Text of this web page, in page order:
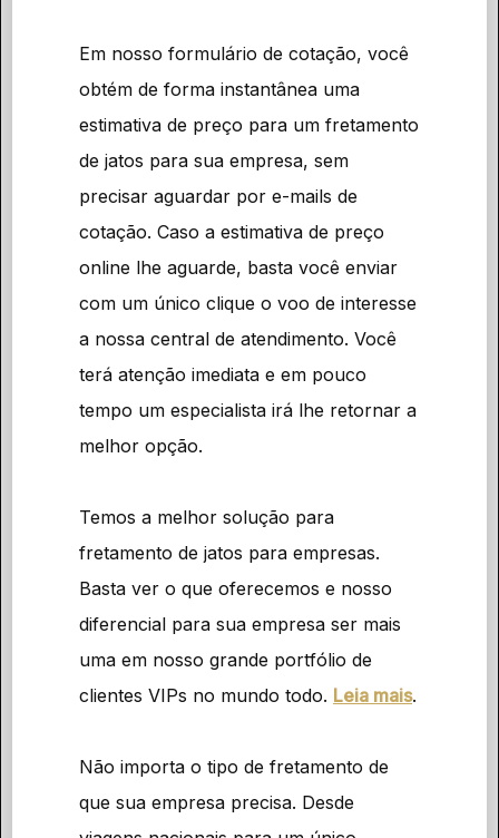
Em nosso formulário de cotação, você
obtém de forma instantânea uma
estimativa de preço para um fretamento
de jatos para sua empresa, sem
precisar aguardar por e-mails de
cotação. Caso a estimativa de preço
online lhe aguarde, basta você enviar
com um único clique o voo de interesse
a nossa central de atendimento. Você
terá atenção imediata e em pouco
tempo um especialista irá lhe retornar a
melhor opção.
Temos a melhor solução para
fretamento de jatos para empresas.
Basta ver o que oferecemos e nosso
diferencial para sua empresa ser mais
uma em nosso grande portfólio de
clientes VIPs no mundo todo. Leia mais.
Não importa o tipo de fretamento de
que sua empresa precisa. Desde